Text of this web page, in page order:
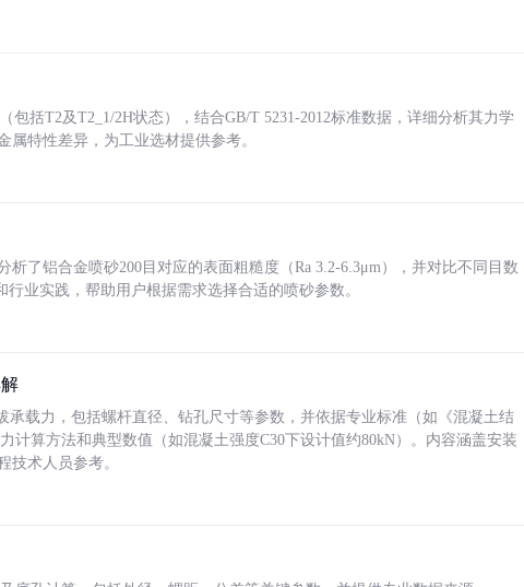
包括T2及T2_1/2H状态），结合GB/T 5231-2012标准数据，详细分析其力学
特性差异，为工业选材提供参考。
了铝合金喷砂200目对应的表面粗糙度（Ra 3.2-6.3μm），并对比不同目数
业实践，帮助用户根据需求选择合适的喷砂参数。
承载力，包括螺杆直径、钻孔尺寸等参数，并依据专业标准（如《混凝土结
计算方法和典型数值（如混凝土强度C30下设计值约80kN）。内容涵盖安装
技术人员参考。